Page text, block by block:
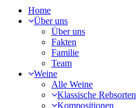
Home
Über uns
Über uns
Fakten
Familie
Team
Weine
Alle Weine
Klassische Rebsorten
Kompositionen